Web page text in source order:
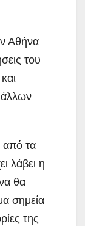
Αθήνα
του
άλλων
από τα
λάβει η
θα
σημεία
της